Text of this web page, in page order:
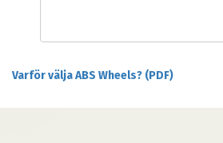
Varför välja ABS Wheels? (PDF)